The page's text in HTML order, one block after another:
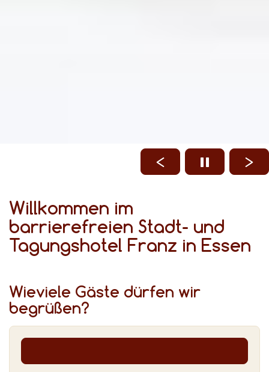
Willkommen im
barrierefreien Stadt- und
Tagungshotel Franz in Essen
Wieviele Gäste dürfen wir
begrüßen?